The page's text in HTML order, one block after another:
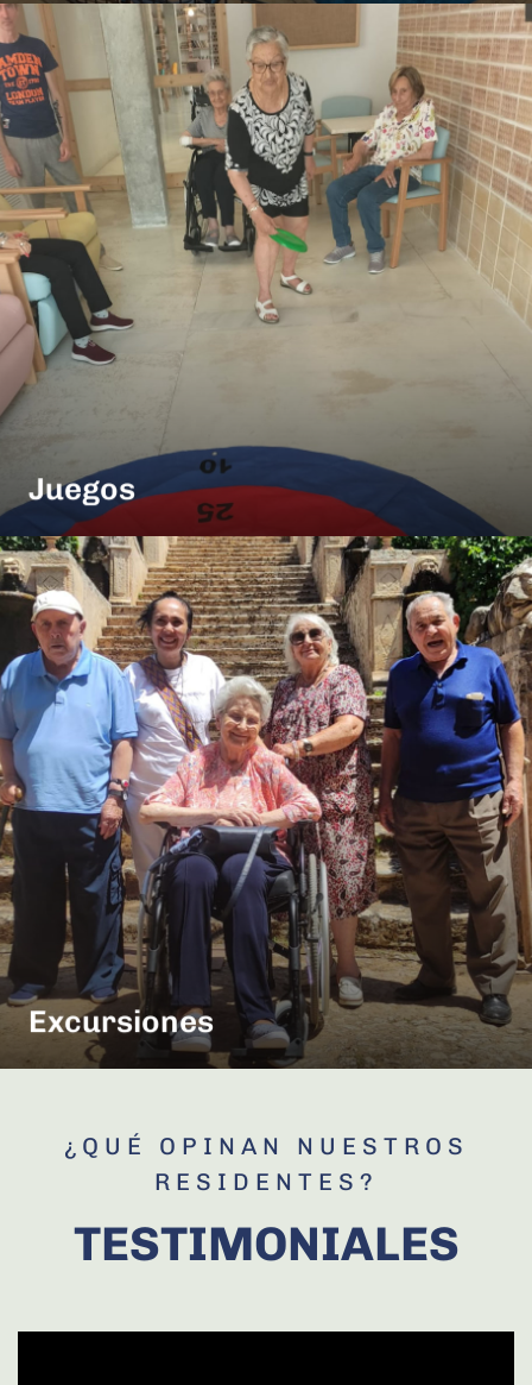
Juegos
Excursiones
¿QUÉ OPINAN NUESTROS
RESIDENTES?
TESTIMONIALES